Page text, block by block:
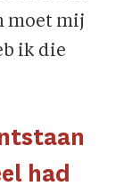
moet mij
ik die
had